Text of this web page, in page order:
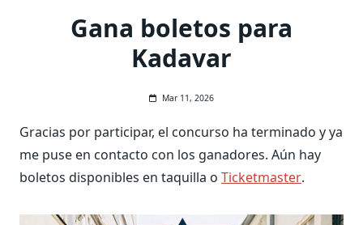
Gana boletos para
Kadavar
Mar 11, 2026
Gracias por participar, el concurso ha terminado y ya
me puse en contacto con los ganadores. Aún hay
boletos disponibles en taquilla o Ticketmaster.